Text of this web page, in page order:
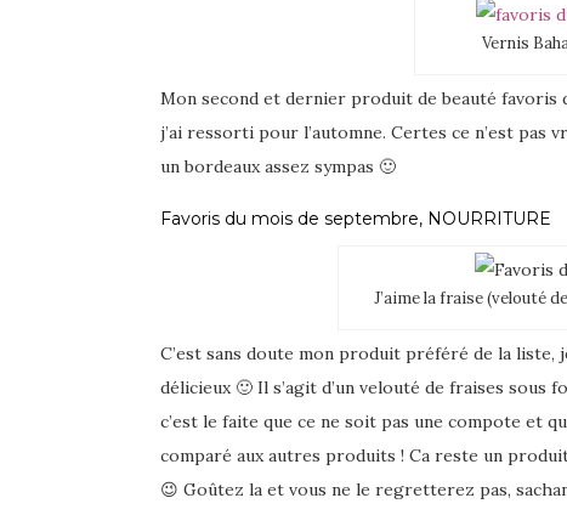
Vernis
Mon second et dernier produit de beauté favoris
j’ai ressorti pour l’automne. Certes ce n’est pas
un bordeaux assez sympas 🙂
Favoris du mois de septembre, NOURRITURE
J’aime la fraise (velouté
C’est sans doute mon produit préféré de la liste,
délicieux 🙂 Il s’agit d’un velouté de fraises sous
c’est le faite que ce ne soit pas une compote et
comparé aux autres produits ! Ca reste un
😉 Goûtez la et vous ne le regretterez pas,